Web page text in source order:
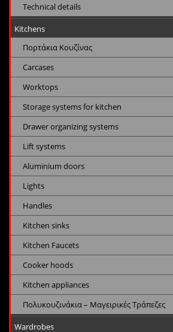
Technical details
Kitchens
Πορτάκια Κουζίνας
Carcases
Worktops
Storage systems for kitchen
Drawer organizing systems
Lift systems
Aluminium doors
Lights
Handles
Kitchen sinks
Kitchen Faucets
Cooker hoods
Kitchen appliances
Πολυκουζινάκια – Μαγειρικές Τράπεζες
Wardrobes